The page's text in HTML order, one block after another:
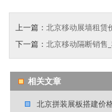
上一篇： 北京移动展墙租赁
下一篇： 北京移动隔断销售
相关文章
北京拼装展板搭建价